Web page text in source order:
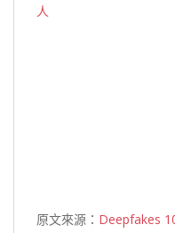
人
原文來源： Deepfakes